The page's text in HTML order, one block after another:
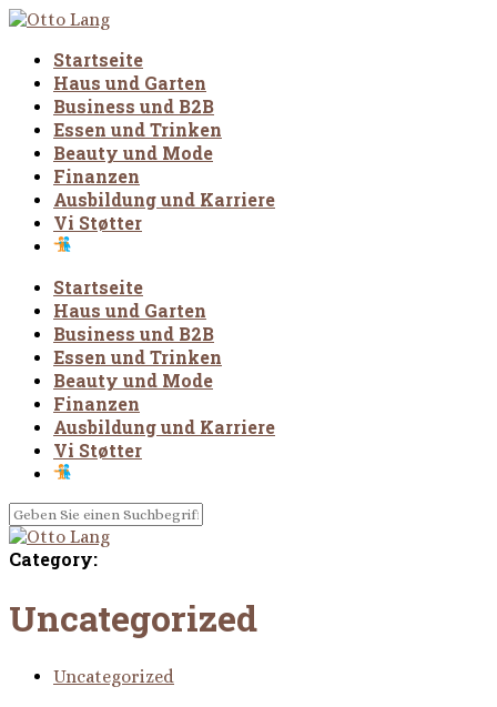
Startseite
Haus und Garten
Business und B2B
Essen und Trinken
Beauty und Mode
Finanzen
Ausbildung und Karriere
Vi Støtter
Startseite
Haus und Garten
Business und B2B
Essen und Trinken
Beauty und Mode
Finanzen
Ausbildung und Karriere
Vi Støtter
Category:
Uncategorized
Uncategorized